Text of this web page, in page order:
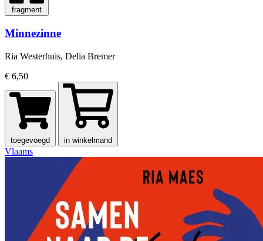
fragment
Minnezinne
Ria Westerhuis, Delia Bremer
€ 6,50
toegevoegd in winkelmand
Vlaams